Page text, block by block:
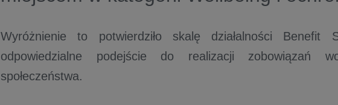
Wyróżnienie to potwierdziło skalę działalności Benefit
odpowiedzialne podejście do realizacji zobowiązań
społeczeństwa.